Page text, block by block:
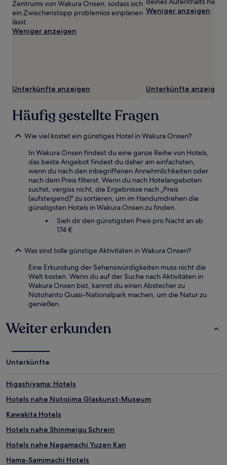
Preise
und
Verfügbarkeiten
können
Bedingungen
gelten.
Zentrums von Wakura Onsen, sodass sich
ein Zwischenstopp problemlos einplanen
lässt.
Weniger anzeigen
Unterkünfte anzeigen
Weniger anzeigen
Unterkünfte anzeigen
Häufig gestellte Fragen
Wie viel kostet ein günstiges Hotel in Wakura Onsen?
In Wakura Onsen findest du eine ganze Reihe von Hotels,
das beste Angebot findest du daher am einfachsten,
wenn du nach den inbegriffenen Annehmlichkeiten oder
nach dem Preis filterst. Wenn du nach Hotelangeboten
suchst, vergiss nicht, die Ergebnisse nach „Preis
(aufsteigend)" zu sortieren, um im Handumdrehen die
günstigsten Hotels in Wakura Onsen zu finden.
Sieh dir den günstigsten Preis pro Nacht an ab
174 €
Was sind tolle günstige Aktivitäten in Wakura Onsen?
Eine Erkundung der Sehenswürdigkeiten muss nicht die
Welt kosten. Wenn du auf der Suche nach Aktivitäten in
Wakura Onsen bist, kannst du einen Abstecher zu
Notohanto Quasi-Nationalpark machen, um die Natur zu
genießen.
Weiter erkunden
Unterkünfte
Higashiyama: Hotels
Hotels nahe Notojima Glaskunst-Museum
Kawakita Hotels
Hotels nahe Shinmeigu Schrein
Hotels nahe Nagamachi Yuzen Kan
Hama-Samimachi Hotels